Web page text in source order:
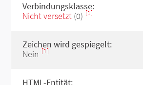
Verbindungsklasse:
Nicht versetzt(0) [1]
Zeichen wird gespiegelt:
Nein [1]
HTML-Entität: